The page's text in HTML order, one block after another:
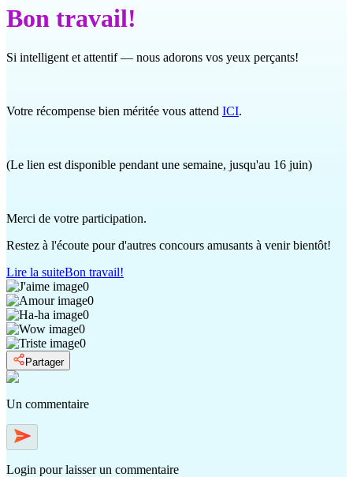
Bon travail!
Si intelligent et attentif — nous adorons vos yeux perçants!
Votre récompense bien méritée vous attend ICI.
(Le lien est disponible pendant une semaine, jusqu'au 16 juin)
Merci de votre participation.
Restez à l'écoute pour d'autres concours amusants à venir bientôt!
Lire la suiteBon travail!
0
0
0
0
0
Partager
Un commentaire
Login pour laisser un commentaire